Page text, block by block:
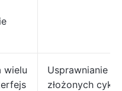
wielu
Usprawnianie
złożonych cykli